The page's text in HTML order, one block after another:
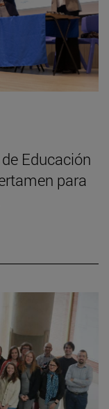
Educación
para